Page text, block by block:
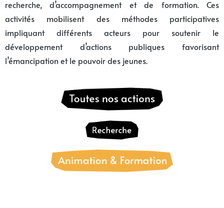
recherche, d’accompagnement et de formation. Ces
activités mobilisent des méthodes participatives
impliquant différents acteurs pour soutenir le
développement d’actions publiques favorisant
l’émancipation et le pouvoir des jeunes.